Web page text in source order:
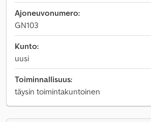
Ajoneuvonumero:
GN103
Kunto:
uusi
Toiminnallisuus:
täysin toimintakuntoinen